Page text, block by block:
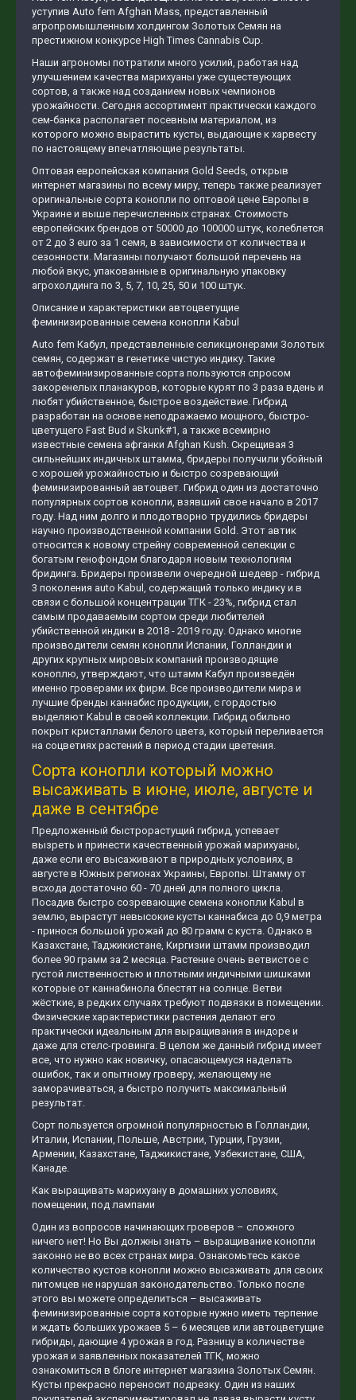
уступив Auto fem Afghan Mass, представленный
агропромышленным холдингом Золотых Семян на
престижном конкурсе High Times Cannabis Cup.
Наши агрономы потратили много усилий, работая над
улучшением качества марихуаны уже существующих
сортов, а также над созданием новых чемпионов
урожайности. Сегодня ассортимент практически каждого
сем-банка располагает посевным материалом, из
которого можно вырастить кусты, выдающие к харвесту
по настоящему впечатляющие результаты.
Оптовая европейская компания Gold Seeds, открыв
интернет магазины по всему миру, теперь также реализует
оригинальные сорта конопли по оптовой цене Европы в
Украине и выше перечисленных странах. Стоимость
европейских брендов от 50000 до 100000 штук, колеблется
от 2 до 3 euro за 1 семя, в зависимости от количества и
сезонности. Магазины получают большой перечень на
любой вкус, упакованные в оригинальную упаковку
агрохолдинга по 3, 5, 7, 10, 25, 50 и 100 штук.
Описание и характеристики автоцветущие
феминизированные семена конопли Kabul
Auto fem Кабул, представленные селикционерами Золотых
семян, содержат в генетике чистую индику. Такие
автофеминизированные сорта пользуются спросом
закоренелых планакуров, которые курят по 3 раза вдень и
любят убийственное, быстрое воздействие. Гибрид
разработан на основе неподражаемо мощного, быстро-
цветущего Fast Bud и Skunk#1, а также всемирно
известные семена афганки Afghan Kush. Скрещивая 3
сильнейших индичных штамма, бридеры получили убойный
с хорошей урожайностью и быстро созревающий
феминизированный автоцвет. Гибрид один из достаточно
популярных сортов конопли, взявший свое начало в 2017
году. Над ним долго и плодотворно трудились бридеры
научно производственной компании Gold. Этот автик
относится к новому стрейну современной селекции с
богатым генофондом благодаря новым технологиям
бридинга. Бридеры произвели очередной шедевр - гибрид
3 поколения auto Kabul, содержащий только индику и в
связи с большой концентрации ТГК - 23%, гибрид стал
самым продаваемым сортом среди любителей
убийственной индики в 2018 - 2019 году. Однако многие
производители семян конопли Испании, Голландии и
других крупных мировых компаний производящие
коноплю, утверждают, что штамм Кабул произведён
именно гроверами их фирм. Все производители мира и
лучшие бренды каннабис продукции, с гордостью
выделяют Kabul в своей коллекции. Гибрид обильно
покрыт кристаллами белого цвета, который переливается
на соцветиях растений в период стадии цветения.
Сорта конопли который можно
высаживать в июне, июле, августе и
даже в сентябре
Предложенный быстрорастущий гибрид, успевает
вызреть и принести качественный урожай марихуаны,
даже если его высаживают в природных условиях, в
августе в Южных регионах Украины, Европы. Штамму от
всхода достаточно 60 - 70 дней для полного цикла.
Посадив быстро созревающие семена конопли Kabul в
землю, вырастут невысокие кусты каннабиса до 0,9 метра
- принося большой урожай до 80 грамм с куста. Однако в
Казахстане, Таджикистане, Киргизии штамм производил
более 90 грамм за 2 месяца. Растение очень ветвистое с
густой лиственностью и плотными индичными шишками
которые от каннабинола блестят на солнце. Ветви
жёсткие, в редких случаях требуют подвязки в помещении.
Физические характеристики растения делают его
практически идеальным для выращивания в индоре и
даже для стелс-гровинга. В целом же данный гибрид имеет
все, что нужно как новичку, опасающемуся наделать
ошибок, так и опытному гроверу, желающему не
заморачиваться, а быстро получить максимальный
результат.
Сорт пользуется огромной популярностью в Голландии,
Италии, Испании, Польше, Австрии, Турции, Грузии,
Армении, Казахстане, Таджикистане, Узбекистане, США,
Канаде.
Как выращивать марихуану в домашних условиях,
помещении, под лампами
Один из вопросов начинающих гроверов – сложного
ничего нет! Но Вы должны знать – выращивание конопли
законно не во всех странах мира. Ознакомьтесь какое
количество кустов конопли можно высаживать для своих
питомцев не нарушая законодательство. Только после
этого вы можете определиться – высаживать
феминизированные сорта которые нужно иметь терпение
и ждать больших урожаев 5 – 6 месяцев или автоцветущие
гибриды, дающие 4 урожая в год. Разницу в количестве
урожая и заявленных показателей ТГК, можно
ознакомиться в блоге интернет магазина Золотых Семян.
Кусты прекрасно переносит подрезку. Один из наших